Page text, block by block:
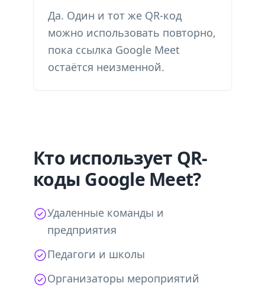
Да. Один и тот же QR-код
можно использовать повторно,
пока ссылка Google Meet
остаётся неизменной.
Кто использует QR-
коды Google Meet?
Удаленные команды и
предприятия
Педагоги и школы
Организаторы мероприятий